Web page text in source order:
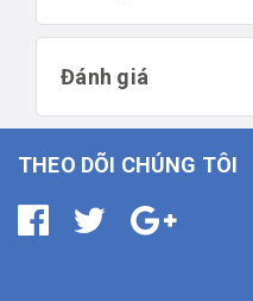
Đánh giá
THEO DÕI CHÚNG TÔI